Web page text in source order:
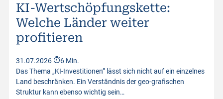
KI-Wertschöpfungskette:
Welche Länder weiter
profitieren
31.07.2026
6 Min.
Das Thema „KI-Investitionen” lässt sich nicht auf ein einzelnes
Land beschränken. Ein Verständnis der geo-grafischen
Struktur kann ebenso wichtig sein…